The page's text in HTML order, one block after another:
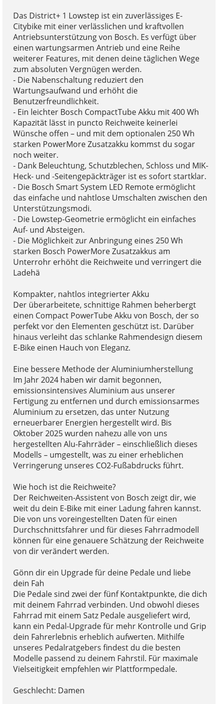
Das District+ 1 Lowstep ist ein zuverlässiges E-
Citybike mit einer verlässlichen und kraftvollen
Antriebsunterstützung von Bosch. Es verfügt über
einen wartungsarmen Antrieb und eine Reihe
weiterer Features, mit denen deine täglichen Wege
zum absoluten Vergnügen werden.
- Die Nabenschaltung reduziert den
Wartungsaufwand und erhöht die
Benutzerfreundlichkeit.
- Ein leichter Bosch CompactTube Akku mit 400 Wh
Kapazität lässt in puncto Reichweite keinerlei
Wünsche offen – und mit dem optionalen 250 Wh
starken PowerMore Zusatzakku kommst du sogar
noch weiter.
- Dank Beleuchtung, Schutzblechen, Schloss und MIK-
Heck- und -Seitengepäckträger ist es sofort startklar.
- Die Bosch Smart System LED Remote ermöglicht
das einfache und nahtlose Umschalten zwischen den
Unterstützungsmodi.
- Die Lowstep-Geometrie ermöglicht ein einfaches
Auf- und Absteigen.
- Die Möglichkeit zur Anbringung eines 250 Wh
starken Bosch PowerMore Zusatzakkus am
Unterrohr erhöht die Reichweite und verringert die
Ladehä
Kompakter, nahtlos integrierter Akku
Der überarbeitete, schnittige Rahmen beherbergt
einen Compact PowerTube Akku von Bosch, der so
perfekt vor den Elementen geschützt ist. Darüber
hinaus verleiht das schlanke Rahmendesign diesem
E-Bike einen Hauch von Eleganz.
Eine bessere Methode der Aluminiumherstellung
Im Jahr 2024 haben wir damit begonnen,
emissionsintensives Aluminium aus unserer
Fertigung zu entfernen und durch emissionsarmes
Aluminium zu ersetzen, das unter Nutzung
erneuerbarer Energien hergestellt wird. Bis
Oktober 2025 wurden nahezu alle von uns
hergestellten Alu-Fahrräder – einschließlich dieses
Modells – umgestellt, was zu einer erheblichen
Verringerung unseres CO2-Fußabdrucks führt.
Wie hoch ist die Reichweite?
Der Reichweiten-Assistent von Bosch zeigt dir, wie
weit du dein E-Bike mit einer Ladung fahren kannst.
Die von uns voreingestellten Daten für einen
Durchschnittsfahrer und für dieses Fahrradmodell
können für eine genauere Schätzung der Reichweite
von dir verändert werden.
Gönn dir ein Upgrade für deine Pedale und liebe
dein Fah
Die Pedale sind zwei der fünf Kontaktpunkte, die dich
mit deinem Fahrrad verbinden. Und obwohl dieses
Fahrrad mit einem Satz Pedale ausgeliefert wird,
kann ein Pedal-Upgrade für mehr Kontrolle und Grip
dein Fahrerlebnis erheblich aufwerten. Mithilfe
unseres Pedalratgebers findest du die besten
Modelle passend zu deinem Fahrstil. Für maximale
Vielseitigkeit empfehlen wir Plattformpedale.
Geschlecht: Damen